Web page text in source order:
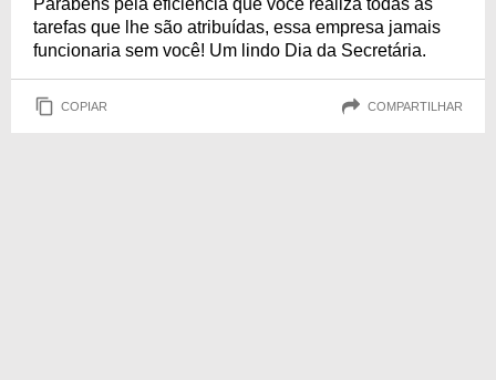
Parabéns pela eficiência que você realiza todas as
tarefas que lhe são atribuídas, essa empresa jamais
funcionaria sem você! Um lindo Dia da Secretária.
COPIAR COMPARTILHAR